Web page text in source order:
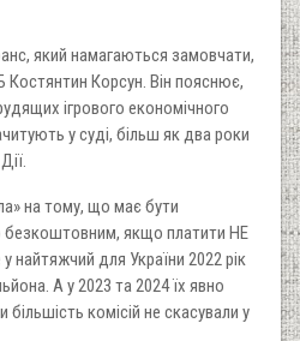
який намагаються замовчати,
Костянтин Корсун. Він пояснює,
ігрового економічного
у суді, більш як два роки
на тому, що має бути
безкоштовним, якщо платити НЕ
для України 2022 рік
А у 2023 та 2024 їх явно
комісій не скасували у